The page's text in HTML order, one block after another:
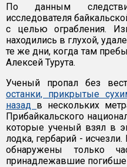
По данным
исследователя
с целью ограбления.
находились в глухой,
те же дни, когда там
Алексей Турута.
Ученый пропал без
останки, прикрытые
назад в нескольких
Прибайкальского
которые ученый взял в
лодка, гербарий -
обнаружены только
принадлежавшие